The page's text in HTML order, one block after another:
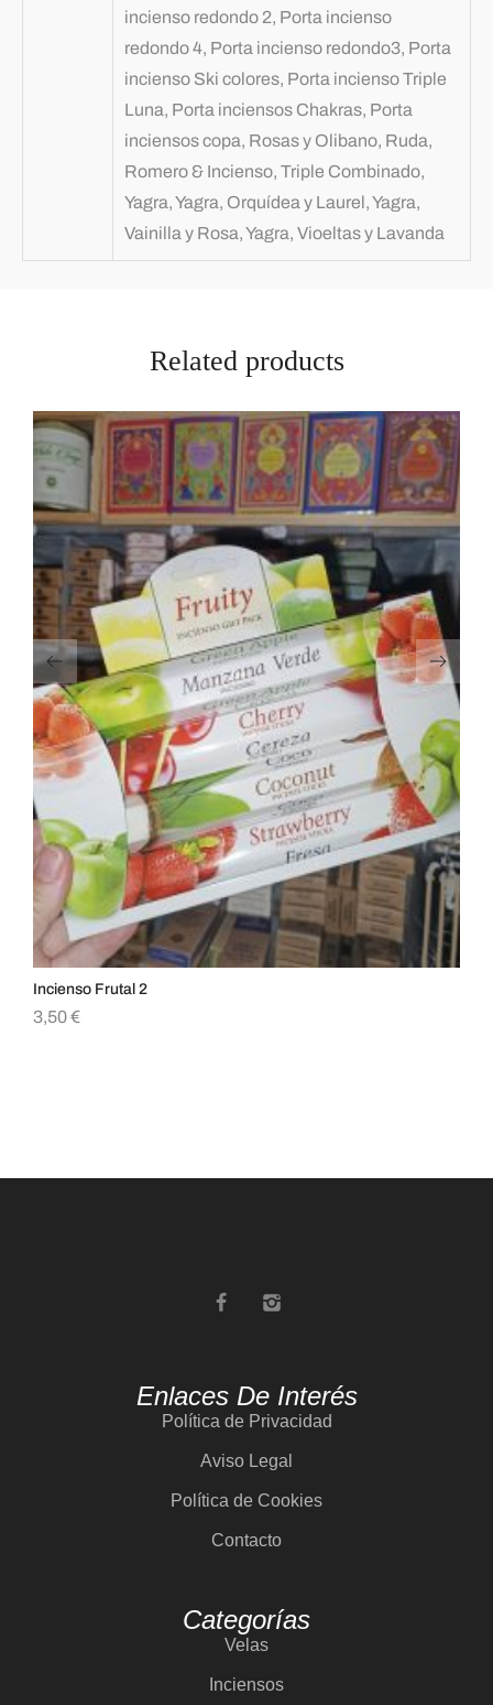
incienso redondo 2, Porta incienso
redondo 4, Porta incienso redondo3, Porta
incienso Ski colores, Porta incienso Triple
Luna, Porta inciensos Chakras, Porta
inciensos copa, Rosas y Olibano, Ruda,
Romero & Incienso, Triple Combinado,
Yagra, Yagra, Orquídea y Laurel, Yagra,
Vainilla y Rosa, Yagra, Vioeltas y Lavanda
Related products
Incienso Frutal 2
3,50€
Enlaces De Interés
Política de Privacidad
Aviso Legal
Política de Cookies
Contacto
Categorías
Velas
Inciensos